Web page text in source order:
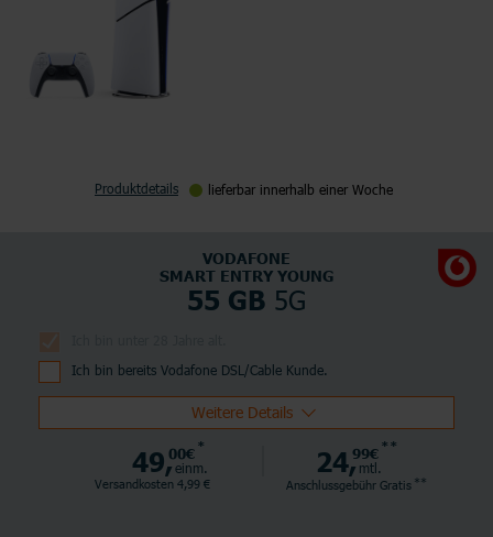
Produktdetails lieferbar innerhalb einer Woche
VODAFONE
SMART ENTRY YOUNG
55 GB 5G
Ich bin bereits Vodafone DSL/Cable Kunde.
Weitere Details
49,00€ *
einm.
Versandkosten 4,99 €
24,99€ **
mtl.
Anschlussgebühr Gratis **